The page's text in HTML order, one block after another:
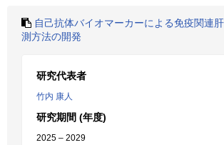
自己抗体バイオマーカーによる免疫関連
測方法の開発
研究代表者
竹内 康人
研究期間 (年度)
2025 – 2029